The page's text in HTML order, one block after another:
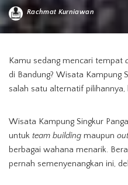
Posted
Rachmat Kurniawan
Kamu sedang mencari tempat
di Bandung? Wisata Kampung
salah satu alternatif pilihannya,
Wisata Kampung Singkur
untuk team building maupun
berbagai wahana menarik.
pernah semenyenangkan ini,